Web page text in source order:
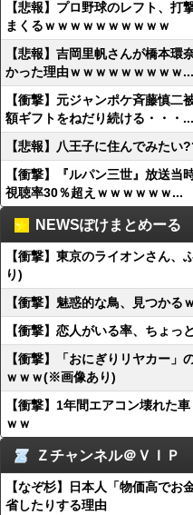
【悲報】プロ野球のレフト、
まくるｗｗｗｗｗｗｗｗｗｗ
【悲報】吉岡里帆さんが橋本
かった理由ｗｗｗｗｗｗｗｗｗ...
【衝撃】元ジャンポケ斉藤慎
額ギフトをねだり続ける・・・...
【悲報】八王子に住んでみたい
【衝撃】『ルパン三世』放送
視聴率30％超えｗｗｗｗｗｗ...
NEWSぽけまとめーる
【衝撃】東京のライオンさん
り)
【衝撃】魅惑的な鳥、見つか
【衝撃】恋人がいる率、ちょ
【衝撃】「おにぎりリヤカー」
ｗｗｗ(※画像あり)
【衝撃】1年間エアコン壊れた
ｗｗ
Ｚチャンネル＠ＶＩＰ
【なぞ杉】日本人「物価高で
省したりする理由